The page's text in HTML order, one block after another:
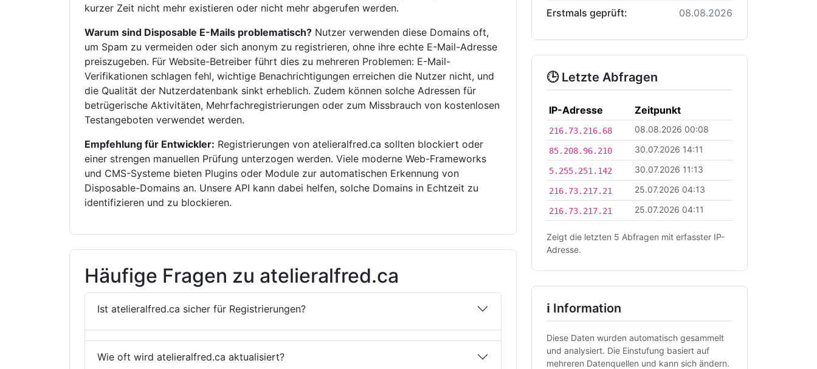
kurzer Zeit nicht mehr existieren oder nicht mehr abgerufen werden.
Warum sind Disposable E-Mails problematisch? Nutzer verwenden diese Domains oft,
um Spam zu vermeiden oder sich anonym zu registrieren, ohne ihre echte E-Mail-Adresse
preiszugeben. Für Website-Betreiber führt dies zu mehreren Problemen: E-Mail-
Verifikationen schlagen fehl, wichtige Benachrichtigungen erreichen die Nutzer nicht, und
die Qualität der Nutzerdatenbank sinkt erheblich. Zudem können solche Adressen für
betrügerische Aktivitäten, Mehrfachregistrierungen oder zum Missbrauch von kostenlosen
Testangeboten verwendet werden.
Empfehlung für Entwickler: Registrierungen von atelieralfred.ca sollten blockiert oder
einer strengen manuellen Prüfung unterzogen werden. Viele moderne Web-Frameworks
und CMS-Systeme bieten Plugins oder Module zur automatischen Erkennung von
Disposable-Domains an. Unsere API kann dabei helfen, solche Domains in Echtzeit zu
identifizieren und zu blockieren.
Häufige Fragen zu atelieralfred.ca
Ist atelieralfred.ca sicher für Registrierungen?
Wie oft wird atelieralfred.ca aktualisiert?
Erstmals geprüft: 08.08.2026
🕒 Letzte Abfragen
IP-Adresse Zeitpunkt
216.73.216.68 08.08.2026 00:08
85.208.96.210 30.07.2026 14:11
5.255.251.142 30.07.2026 11:13
216.73.217.21 25.07.2026 04:13
216.73.217.21 25.07.2026 04:11
Zeigt die letzten 5 Abfragen mit erfasster IP-
Adresse.
ℹ Information
Diese Daten wurden automatisch gesammelt
und analysiert. Die Einstufung basiert auf
mehreren Datenquellen und kann sich ändern.